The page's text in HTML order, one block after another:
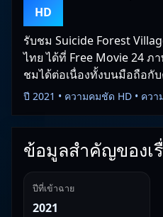
HD
รับชม Suicide Forest
ไทย ได้ที่ Free Movie 24 ภ
ชมได้ต่อเนื่องทั้งบนมือถือกั
ปี 2021 • ความคมชัด HD • ควา
ข้อมูลสำคัญของเ
ปีที่เข้าฉาย
2021